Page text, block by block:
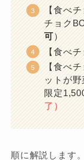
【食べ
チョク
可）
【食べ
【食べ
ットが
限定
了）
順に解説します。